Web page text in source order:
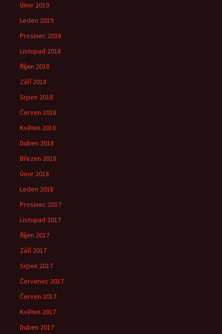
Únor 2019
Leden 2019
Prosinec 2018
Listopad 2018
Říjen 2018
Září 2018
Srpen 2018
Červen 2018
Květen 2018
Duben 2018
Březen 2018
Únor 2018
Leden 2018
Prosinec 2017
Listopad 2017
Říjen 2017
Září 2017
Srpen 2017
Červenec 2017
Červen 2017
Květen 2017
Duben 2017